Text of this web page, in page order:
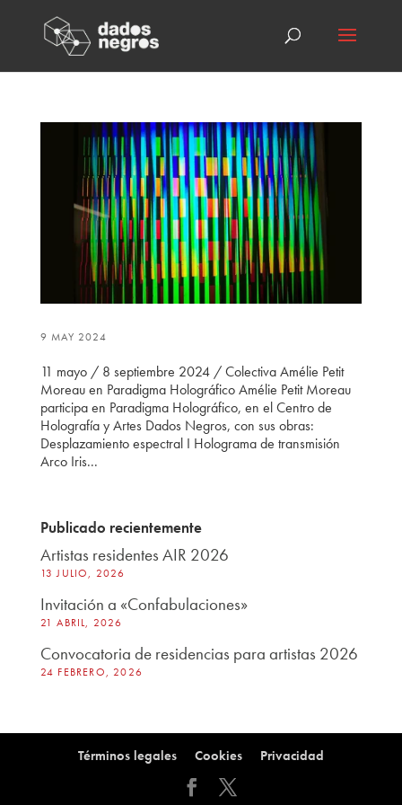
9 MAY 2024
11 mayo / 8 septiembre 2024 / Colectiva Amélie Petit
Moreau en Paradigma Holográfico Amélie Petit Moreau
participa en Paradigma Holográfico, en el Centro de
Holografía y Artes Dados Negros, con sus obras:
Desplazamiento espectral I Holograma de transmisión
Arco Iris...
Publicado recientemente
Artistas residentes AIR 2026
13 JULIO, 2026
Invitación a «Confabulaciones»
21 ABRIL, 2026
Convocatoria de residencias para artistas 2026
24 FEBRERO, 2026
Términos legales Cookies Privacidad